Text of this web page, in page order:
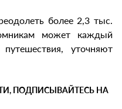
более 2,3 тыс.
может каждый
уточняют
ПОДПИСЫВАЙТЕСЬ НА